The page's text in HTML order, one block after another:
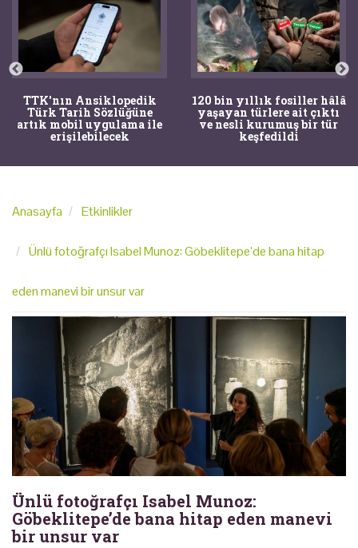
120 bin yıllık fosiller hâlâ
yaşayan türlere ait çıktı
ve nesli kurumuş bir tür
keşfedildi
Bir torba kemik adli
tıpçıları şaşkına çevirdi,
kemiklerin sırrını
arkeologlar çözdü
Anasayfa Etkinlikler
Ünlü fotoğrafçı Isabel Munoz: Göbeklitepe’de bana hitap
eden manevi bir unsur var
Ünlü fotoğrafçı Isabel Munoz:
Göbeklitepe’de bana hitap eden manevi
bir unsur var